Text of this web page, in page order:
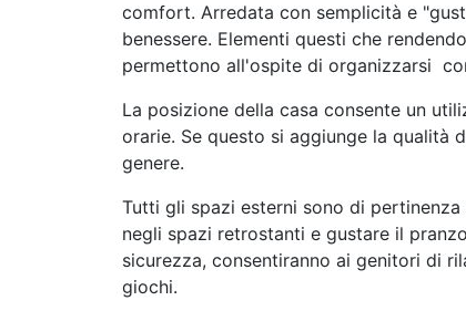
comfort. Arredata con semplicità e
benessere. Elementi questi che
permettono all'ospite di organizzarsi
La posizione della casa consente un
orarie. Se questo si aggiunge la qualità
genere.
Tutti gli spazi esterni sono di
negli spazi retrostanti e gustare il
sicurezza, consentiranno ai genitori di
giochi.